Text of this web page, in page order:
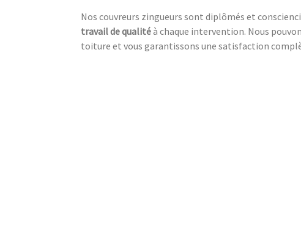
Nos couvreurs zingueurs sont diplômés et
travail de qualitéà chaque intervention. Nous
toiture et vous garantissons une satisfaction